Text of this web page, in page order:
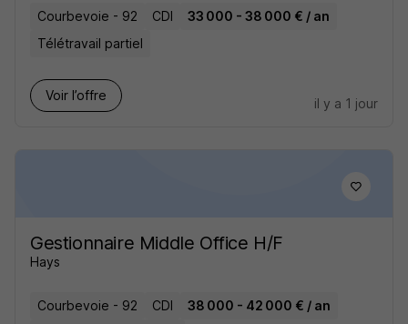
Courbevoie - 92 CDI
33 000 - 38 000 € / an
Télétravail partiel
Voir l’offre
il y a 1 jour
Gestionnaire Middle Office H/F
Hays
Courbevoie - 92 CDI
38 000 - 42 000 € / an